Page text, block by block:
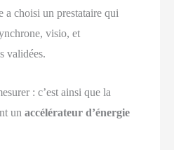
choisi un prestataire qui
visio, et
validées.
: c’est ainsi que la
unaccélérateur d’énergie